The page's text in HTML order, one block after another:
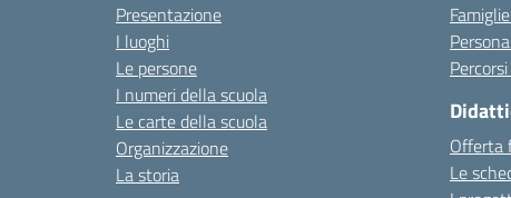
Presentazione
I luoghi
Le persone
I numeri della scuola
Le carte della scuola
Organizzazione
La storia
Offerta
Le